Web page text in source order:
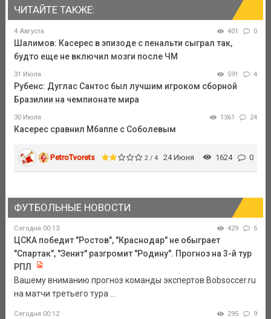
ЧИТАЙТЕ ТАКЖЕ:
4 Августа 401 0
Шалимов: Касерес в эпизоде с пенальти сыграл так,
будто еще не включил мозги после ЧМ
31 Июля 591 4
Рубенс: Дуглас Сантос был лучшим игроком сборной
Бразилии на чемпионате мира
30 Июля 1361 24
Касерес сравнил Мбаппе с Соболевым
PetroTvorets 2 / 4 24 Июня 1624 0
ФУТБОЛЬНЫЕ НОВОСТИ
Сегодня 00:13 429 5
ЦСКА победит "Ростов", "Краснодар" не обыграет
"Спартак", "Зенит" разгромит "Родину". Прогноз на 3-й тур
РПЛ
Вашему вниманию прогноз команды экспертов Bobsoccer.ru
на матчи третьего тура ...
Сегодня 00:12 295 9